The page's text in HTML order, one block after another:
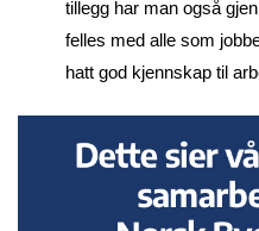
tillegg har man også
felles med alle som
hatt god kjennskap til